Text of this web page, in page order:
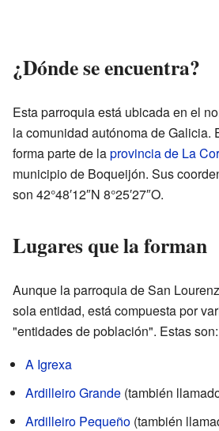
¿Dónde se encuentra?
Esta parroquia está ubicada en el
la comunidad autónoma de Galicia.
forma parte de laprovincia de La
municipio de Boqueijón. Sus
son 42°48′12″N 8°25′27″O.
Lugares que la forman
Aunque la parroquia de San
sola entidad, está compuesta por
"entidades de población". Estas son:
A Igrexa
Ardilleiro Grande (también
Ardilleiro Pequeño (también